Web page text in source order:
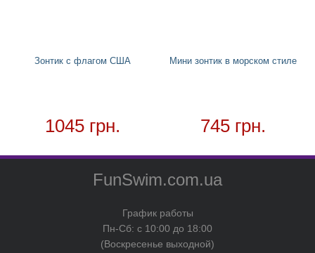
Зонтик с флагом США
1045 грн.
Мини зонтик в морском стиле
745 грн.
FunSwim.com.ua
График работы
Пн-Сб: с 10:00 до 18:00
(Воскресенье выходной)